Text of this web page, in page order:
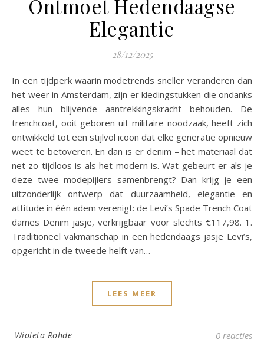
Ontmoet Hedendaagse
Elegantie
28/12/2025
In een tijdperk waarin modetrends sneller veranderen dan
het weer in Amsterdam, zijn er kledingstukken die ondanks
alles hun blijvende aantrekkingskracht behouden. De
trenchcoat, ooit geboren uit militaire noodzaak, heeft zich
ontwikkeld tot een stijlvol icoon dat elke generatie opnieuw
weet te betoveren. En dan is er denim – het materiaal dat
net zo tijdloos is als het modern is. Wat gebeurt er als je
deze twee modepijlers samenbrengt? Dan krijg je een
uitzonderlijk ontwerp dat duurzaamheid, elegantie en
attitude in één adem verenigt: de Levi’s Spade Trench Coat
dames Denim jasje, verkrijgbaar voor slechts €117,98. 1.
Traditioneel vakmanschap in een hedendaags jasje Levi’s,
opgericht in de tweede helft van…
LEES MEER
Wioleta Rohde 0 reacties